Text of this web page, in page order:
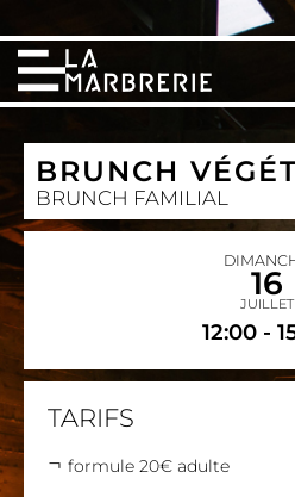
BRUNCH
BRUNCH FAMILIAL
16
JUILLET
12:00 -
TARIFS
formule 20€ adulte